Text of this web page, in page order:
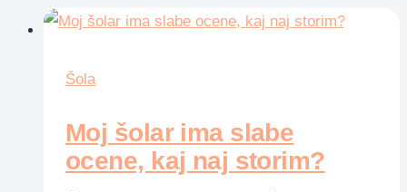
Šola
Moj šolar ima slabe
ocene, kaj naj storim?